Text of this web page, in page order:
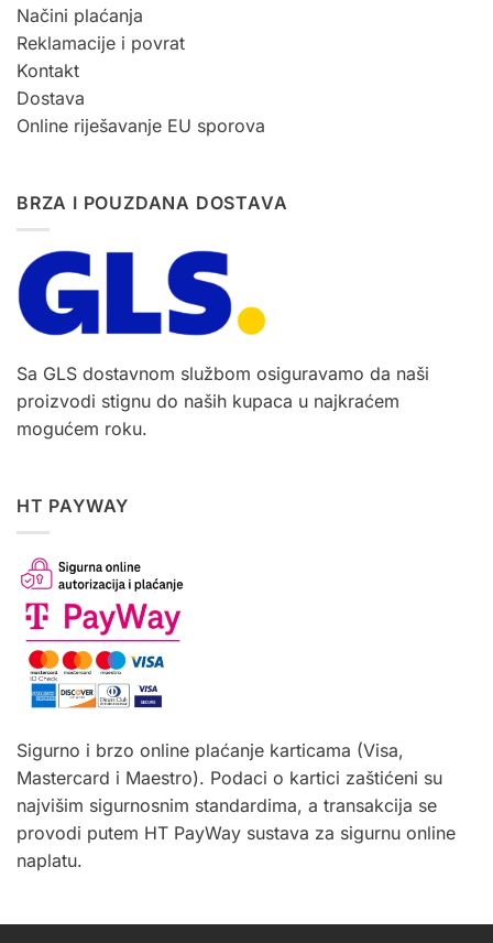
Načini plaćanja
Reklamacije i povrat
Kontakt
Dostava
Online riješavanje EU sporova
BRZA I POUZDANA DOSTAVA
Sa GLS dostavnom službom osiguravamo da naši
proizvodi stignu do naših kupaca u najkraćem
mogućem roku.
HT PAYWAY
Sigurno i brzo online plaćanje karticama (Visa,
Mastercard i Maestro). Podaci o kartici zaštićeni su
najvišim sigurnosnim standardima, a transakcija se
provodi putem HT PayWay sustava za sigurnu online
naplatu.